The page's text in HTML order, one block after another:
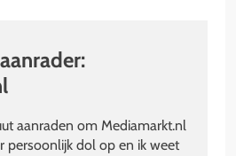
aanraden om Mediamarkt.nl
persoonlijk dol op en ik weet